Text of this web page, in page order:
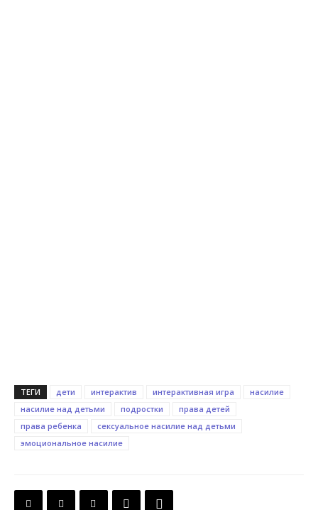
ТЕГИ дети интерактив интерактивная игра
насилие
насилие над детьми
подростки
права детей
права ребенка
сексуальное насилие над детьми
эмоциональное насилие